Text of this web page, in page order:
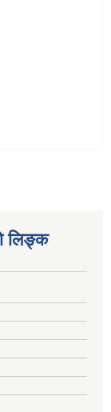
लिङ्क